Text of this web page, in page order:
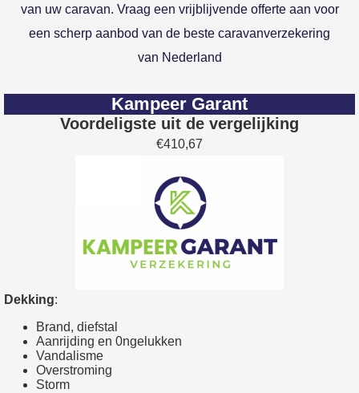
van uw caravan. Vraag een vrijblijvende offerte aan voor
een scherp aanbod van de beste caravanverzekering
van Nederland
Kampeer Garant
Voordeligste uit de vergelijking
€410,67
Dekking:
Brand, diefstal
Aanrijding en 0ngelukken
Vandalisme
Overstroming
Storm